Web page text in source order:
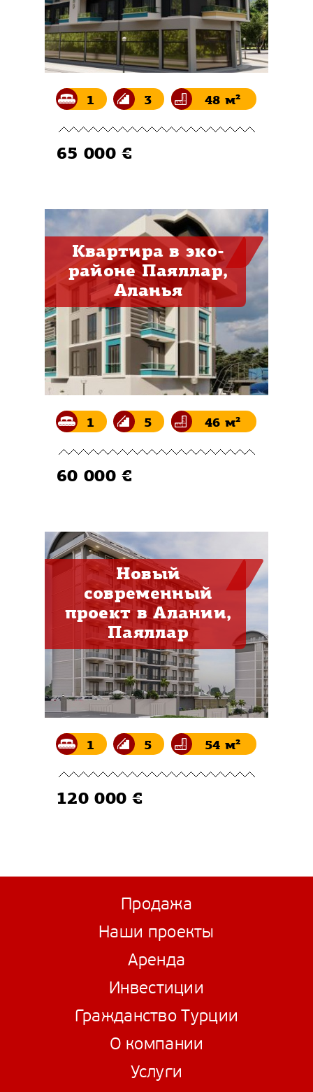
1 3 48 м²
65 000 €
Квартира в эко-
районе Паяллар,
Аланья
1 5 46 м²
60 000 €
Новый
современный
проект в Алании,
Паяллар
1 5 54 м²
120 000 €
Продажа
Наши проекты
Аренда
Инвестиции
Гражданство Турции
О компании
Услуги